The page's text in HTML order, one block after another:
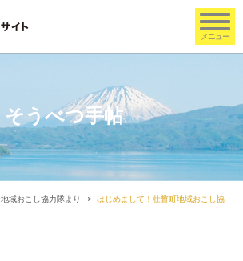
そうべつ手帖
地域おこし協力隊より はじめまして！壮瞥町地域おこし協